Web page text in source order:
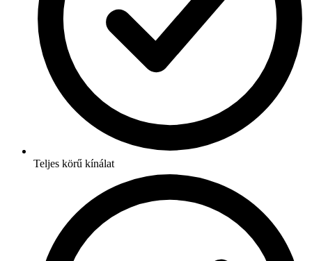
Teljes körű kínálat